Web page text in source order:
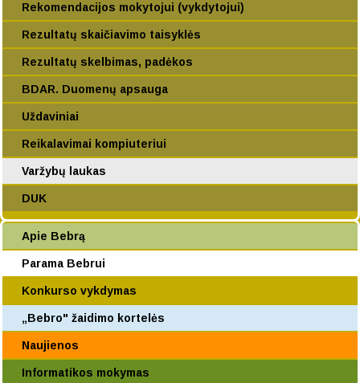
Rekomendacijos mokytojui (vykdytojui)
Rezultatų skaičiavimo taisyklės
Rezultatų skelbimas, padėkos
BDAR. Duomenų apsauga
Uždaviniai
Reikalavimai kompiuteriui
Varžybų laukas
DUK
Apie Bebrą
Parama Bebrui
Konkurso vykdymas
„Bebro" žaidimo kortelės
Naujienos
Informatikos mokymas